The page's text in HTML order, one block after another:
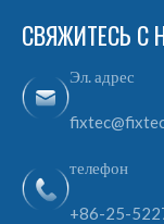
СВЯЖИТЕСЬ С
Эл. адрес
телефон
+86-25-